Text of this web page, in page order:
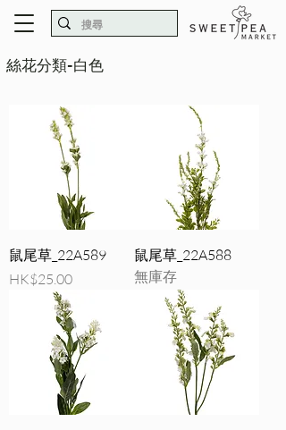
絲花分類-白色
鼠尾草_22A589
價格
HK$25.00
鼠尾草_22A588
無庫存